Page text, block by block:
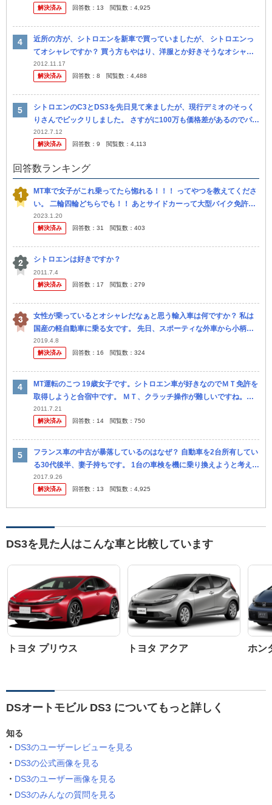
解決済み 回答数： 13 閲覧数： 4,925
近所の方が、シトロエンを新車で買っていましたが、 シトロエンっ
てオシャレですか？ 買う方もやはり、洋服とか好きそうなオシャレ
な オーナーが多いですか？
2012.11.17
解決済み
回答数： 8 閲覧数： 4,488
シトロエンのC3とDS3を先日見て来ましたが、現行デミオのそっく
りさんでビックリしました。 さすがに100万も価格差があるのでパワ
ーや質感は違いますが、明らかにパクリです。 この事実は 、マ...
2012.7.12
解決済み
回答数： 9 閲覧数： 4,113
回答数ランキング
MT車で女子がこれ乗ってたら惚れる！！！ ってやつを教えてくださ
い。 二輪四輪どちらでも！！ あとサイドカーって大型バイク免許で
すか？
2023.1.20
解決済み
回答数： 31 閲覧数： 403
シトロエンは好きですか？
2011.7.4
解決済み
回答数： 17 閲覧数： 279
女性が乗っているとオシャレだなぁと思う輸入車は何ですか？ 私は
国産の軽自動車に乗る女です。 先日、スポーティな外車から小柄で
大人しそうな女性がスッと降りてくるのを見ました。 車なんてただ
走ればい...
2019.4.8
解決済み
回答数： 16 閲覧数： 324
MT運転のこつ 19歳女子です。シトロエン車が好きなのでＭＴ免許を
取得しようと合宿中です。 ＭＴ、クラッチ操作が難しいですね。ま
だ二日目ですが、発進の際エンストしてしまったりします。 どなた
かコ...
2011.7.21
解決済み
回答数： 14 閲覧数： 750
フランス車の中古が暴落しているのはなぜ？ 自動車を2台所有してい
る30代後半、妻子持ちです。 1台の車検を機に乗り換えようと考えて
います。 これまで国産車を乗り継いできましたが、セ カンドカ...
2017.9.26
解決済み
回答数： 13 閲覧数： 4,925
DS3を見た人はこんな車と比較しています
トヨタ プリウス トヨタ アクア ホン
DSオートモビル DS3 についてもっと詳しく
知る
DS3のユーザーレビューを見る
DS3の公式画像を見る
DS3のユーザー画像を見る
DS3のみんなの質問を見る